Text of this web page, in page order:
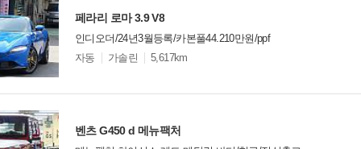
페라리 로마 3.9 V8
인디오더/24년3월등록/카본풀44.210만원/ppf
모
션
자동 가솔린 5,617km
벤츠 G450 d 메뉴팩처